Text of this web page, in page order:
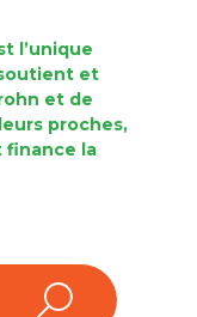
l’unique
et
et de
proches,
finance la